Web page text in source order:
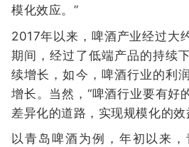
模化效应。”
2017年以来，啤酒产业经过大
期间，经过了低端产品的持续
续增长，如今，啤酒行业的利
增长。当然，“啤酒行业要有好
差异化的道路，实现规模化的效
以青岛啤酒为例，年初以来，